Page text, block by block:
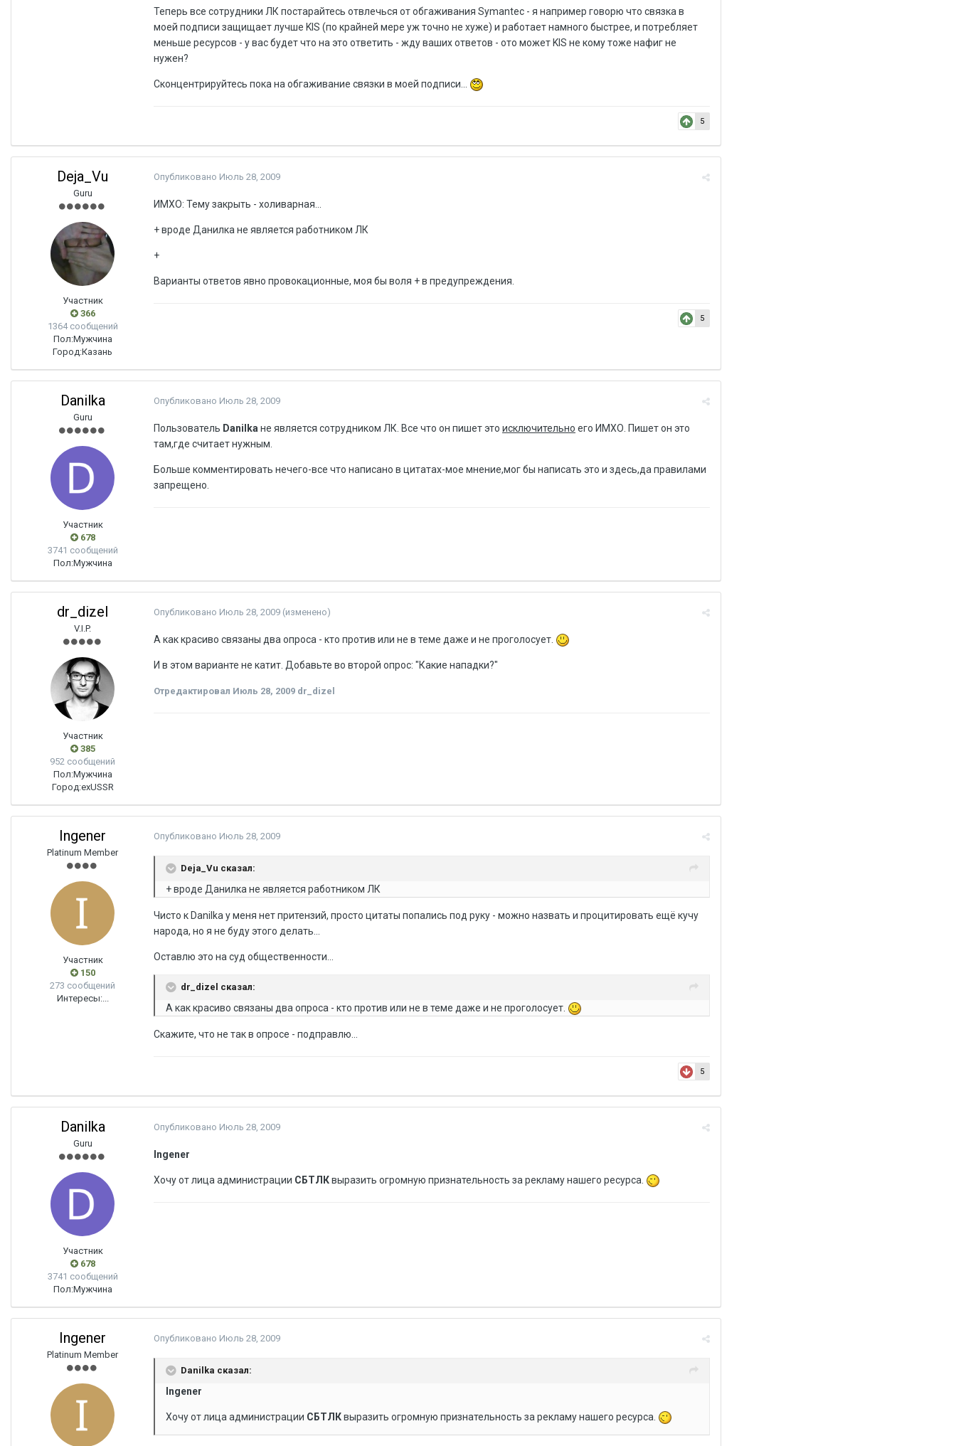
Теперь все сотрудники ЛК постарайтесь отвлечься от обгаживания Symantec - я например говорю что связка в
моей подписи защищает лучше KIS (по крайней мере уж точно не хуже) и работает намного быстрее, и потребляет
меньше ресурсов - у вас будет что на это ответить - жду ваших ответов - ото может KIS не кому тоже нафиг не
нужен?
Сконцентрируйтесь пока на обгаживание связки в моей подписи...
5
Deja_Vu
Guru
Участник
366
1364 сообщений
Пол:Мужчина
Город:Казань
Опубликовано Июль 28, 2009
ИМХО: Тему закрыть - холиварная...
+ вроде Данилка не является работником ЛК
+
Варианты ответов явно провокационные, моя бы воля + в предупреждения.
5
Danilka
Guru
Участник
678
3741 сообщений
Пол:Мужчина
Опубликовано Июль 28, 2009
Пользователь Danilka не является сотрудником ЛК. Все что он пишет это исключительно его ИМХО. Пишет он это
там,где считает нужным.
Больше комментировать нечего-все что написано в цитатах-мое мнение,мог бы написать это и здесь,да правилами
запрещено.
dr_dizel
V.I.P.
Участник
385
952 сообщений
Пол:Мужчина
Город:exUSSR
Опубликовано Июль 28, 2009 (изменено)
А как красиво связаны два опроса - кто против или не в теме даже и не проголосует.
И в этом варианте не катит. Добавьте во второй опрос: "Какие нападки?"
Отредактировал Июль 28, 2009 dr_dizel
Ingener
Platinum Member
Участник
150
273 сообщений
Интересы:...
Опубликовано Июль 28, 2009
Deja_Vu сказал:
+ вроде Данилка не является работником ЛК
Чисто к Danilka у меня нет притензий, просто цитаты попались под руку - можно назвать и процитировать ещё кучу
народа, но я не буду этого делать...
Оставлю это на суд общественности...
dr_dizel сказал:
А как красиво связаны два опроса - кто против или не в теме даже и не проголосует.
Скажите, что не так в опросе - подправлю...
5
Danilka
Guru
Участник
678
3741 сообщений
Пол:Мужчина
Опубликовано Июль 28, 2009
Ingener
Хочу от лица администрации СБТЛКвыразить огромную признательность за рекламу нашего ресурса.
Ingener
Platinum Member
Опубликовано Июль 28, 2009
Danilka сказал:
Ingener
Хочу от лица администрации СБТЛКвыразить огромную признательность за рекламу нашего ресурса.